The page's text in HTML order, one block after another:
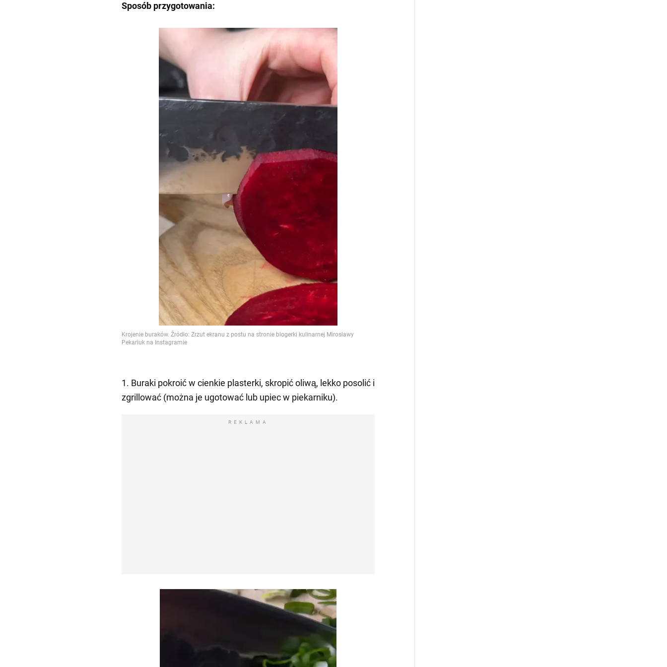
Sposób przygotowania:
1. Buraki pokroić w cienkie plasterki, skropić oliwą, lekko posolić i
zgrillować (można je ugotować lub upiec w piekarniku).
REKLAMA